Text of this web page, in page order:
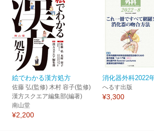
絵でわかる漢方処方
佐藤 弘(監修) 木村 容子(監修)
漢方スクエア編集部(編著)
南山堂
¥2,200
消化器外科2022
へるす出版
¥3,300